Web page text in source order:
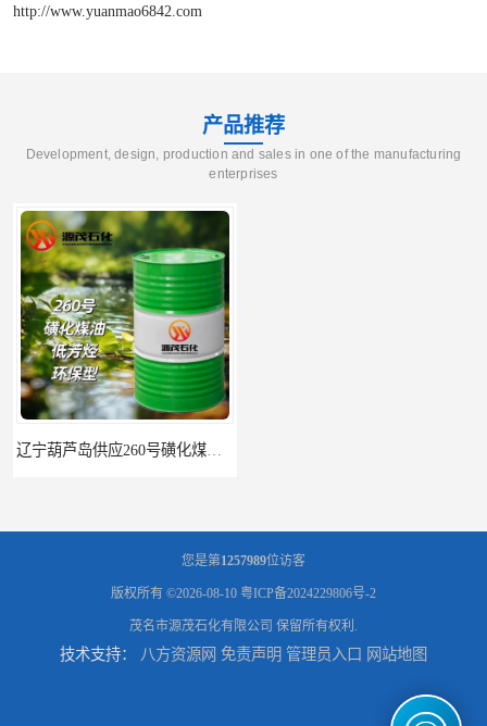
http://www.yuanmao6842.com
产品推荐
Development, design, production and sales in one of the manufacturing
enterprises
您是第1257989位访客
版权所有 ©2026-08-10 粤ICP备2024229806号-2
茂名市源茂石化有限公司 保留所有权利.
技术支持： 八方资源网 免责声明 管理员入口 网站地图